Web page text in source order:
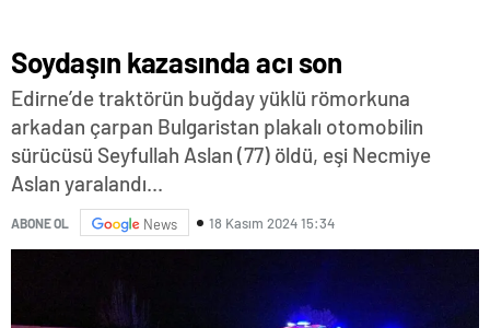
Soydaşın kazasında acı son
Edirne’de traktörün buğday yüklü römorkuna
arkadan çarpan Bulgaristan plakalı otomobilin
sürücüsü Seyfullah Aslan (77) öldü, eşi Necmiye
Aslan yaralandı...
ABONE OL News 18 Kasım 2024 15:34